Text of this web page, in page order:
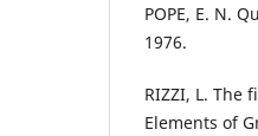
POPE, E. N.
1976.
RIZZI, L. The
Elements of